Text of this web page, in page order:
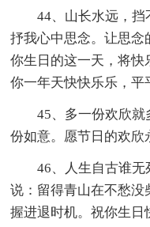
44、山长水远，
抒我心中思念。让思念
你生日的这一天，将快
你一年天快快乐乐，平
45、多一份欢欣
份如意。愿节日的欢欣
46、人生自古谁无
说：留得青山在不愁
握进退时机。祝你生日